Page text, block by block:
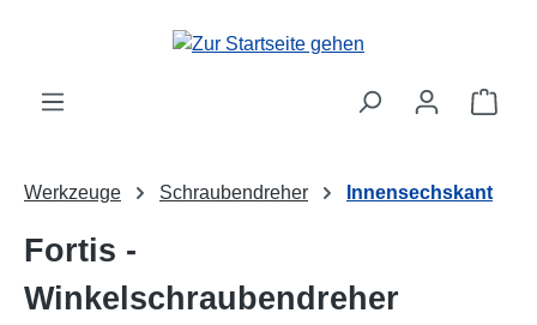
Zum Hauptinhalt springen
Werkzeuge Schraubendreher Innensechskant
Fortis -
Winkelschraubendreher